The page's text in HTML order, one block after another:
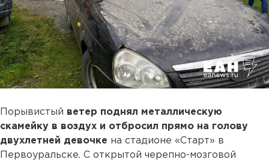
Порывистый ветер поднял металлическую
скамейку в воздух и отбросил прямо на голову
двухлетней девочке на стадионе «Старт» в
Первоуральске. С открытой черепно-мозговой